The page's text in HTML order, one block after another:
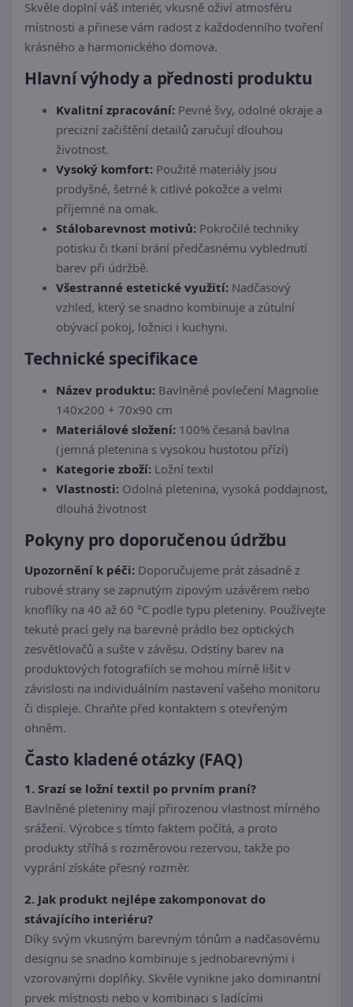
Skvěle doplní váš interiér, vkusně oživí atmosféru
místnosti a přinese vám radost z každodenního tvoření
krásného a harmonického domova.
Hlavní výhody a přednosti produktu
Kvalitní zpracování: Pevné švy, odolné okraje a
precizní začištění detailů zaručují dlouhou
životnost.
Vysoký komfort: Použité materiály jsou
prodyšné, šetrné k citlivé pokožce a velmi
příjemné na omak.
Stálobarevnost motivů: Pokročilé techniky
potisku či tkaní brání předčasnému vyblednutí
barev při údržbě.
Všestranné estetické využití: Nadčasový
vzhled, který se snadno kombinuje a zútulní
obývací pokoj, ložnici i kuchyni.
Technické specifikace
Název produktu: Bavlněné povlečení Magnolie
140x200 + 70x90 cm
Materiálové složení: 100% česaná bavlna
(jemná pletenina s vysokou hustotou přízí)
Kategorie zboží: Ložní textil
Vlastnosti: Odolná pletenina, vysoká poddajnost,
dlouhá životnost
Pokyny pro doporučenou údržbu
Upozornění k péči: Doporučujeme prát zásadně z
rubové strany se zapnutým zipovým uzávěrem nebo
knoflíky na 40 až 60 °C podle typu pleteniny. Používejte
tekuté prací gely na barevné prádlo bez optických
zesvětlovačů a sušte v závěsu. Odstíny barev na
produktových fotografiích se mohou mírně lišit v
závislosti na individuálním nastavení vašeho monitoru
či displeje. Chraňte před kontaktem s otevřeným
ohněm.
Často kladené otázky (FAQ)
1. Srazí se ložní textil po prvním praní?
Bavlněné pleteniny mají přirozenou vlastnost mírného
srážení. Výrobce s tímto faktem počítá, a proto
produkty stříhá s rozměrovou rezervou, takže po
vyprání získáte přesný rozměr.
2. Jak produkt nejlépe zakomponovat do
stávajícího interiéru?
Díky svým vkusným barevným tónům a nadčasovému
designu se snadno kombinuje s jednobarevnými i
vzorovanými doplňky. Skvěle vynikne jako dominantní
prvek místnosti nebo v kombinaci s ladícími